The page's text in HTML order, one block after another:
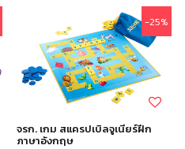
-25%
จรก. เกม สแครปเบิลจูเนียร์ฝึก
ภาษาอังกฤษ